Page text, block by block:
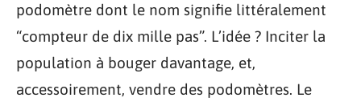
podomètre dont le nom signifie littéralement
“compteur de dix mille pas”. L’idée ? Inciter la
population à bouger davantage, et,
accessoirement, vendre des podomètres. Le